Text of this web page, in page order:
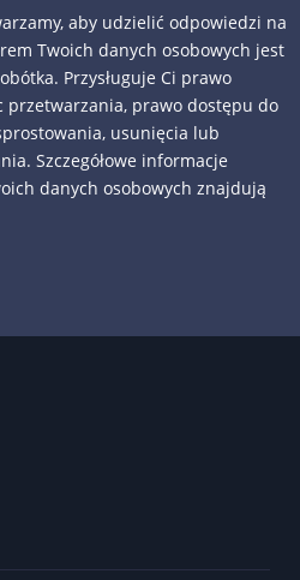
aby udzielić odpowiedzi na
Twoich danych osobowych jest
Przysługuje Ci prawo
przetwarzania, prawo dostępu do
usunięcia lub
Szczegółowe informacje
danych osobowych znajdują